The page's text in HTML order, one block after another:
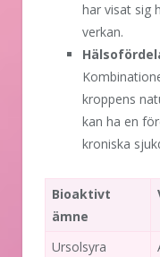
har visat sig
verkan.
kroppens
kan ha en
kroniska
Bioaktivt
ämne
Ursolsyra